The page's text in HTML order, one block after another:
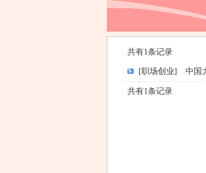
共有1条记录
[职场创业] 中国
共有1条记录